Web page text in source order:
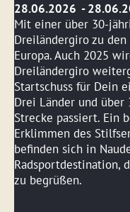
28.06.2026 -
Mit einer über 30-
Dreiländergiro zu
Europa. Auch 2025
Dreiländergiro
Startschuss für Dein
Drei Länder und
Strecke passiert. Ein
Erklimmen des
befinden sich in
Radsportdestination,
zu begrüßen.